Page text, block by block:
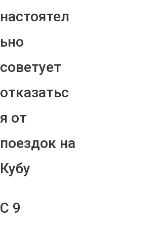
настоятел
ьно
советует
отказатьс
я от
поездок на
Кубу
С 9